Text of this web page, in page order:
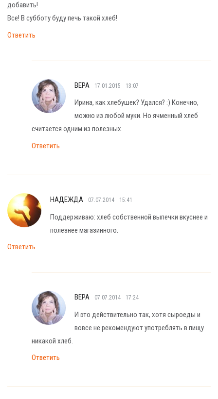
добавить!
Все! В субботу буду печь такой хлеб!
Ответить
ВЕРА 17.01.2015 13:07
Ирина, как хлебушек? Удался? :) Конечно,
можно из любой муки. Но ячменный хлеб
считается одним из полезных.
Ответить
НАДЕЖДА 07.07.2014 15:41
Поддерживаю: хлеб собственной выпечки вкуснее и
полезнее магазинного.
Ответить
ВЕРА 07.07.2014 17:24
И это действительно так, хотя сыроеды и
вовсе не рекомендуют употреблять в пищу
никакой хлеб.
Ответить